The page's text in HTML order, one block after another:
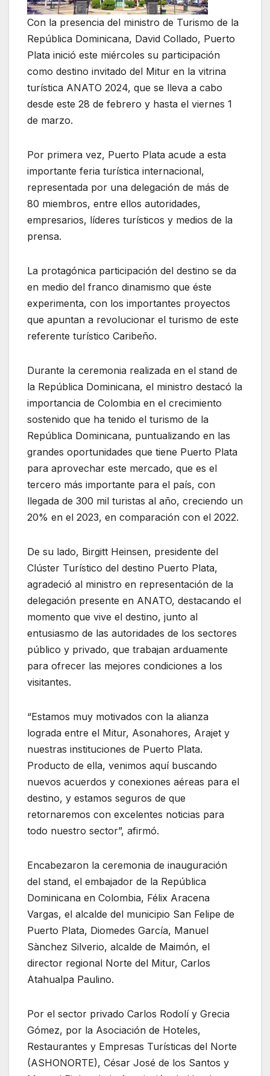
Con la presencia del ministro de Turismo de la
República Dominicana, David Collado, Puerto
Plata inició este miércoles su participación
como destino invitado del Mitur en la vitrina
turística ANATO 2024, que se lleva a cabo
desde este 28 de febrero y hasta el viernes 1
de marzo.
Por primera vez, Puerto Plata acude a esta
importante feria turística internacional,
representada por una delegación de más de
80 miembros, entre ellos autoridades,
empresarios, líderes turísticos y medios de la
prensa.
La protagónica participación del destino se da
en medio del franco dinamismo que éste
experimenta, con los importantes proyectos
que apuntan a revolucionar el turismo de este
referente turístico Caribeño.
Durante la ceremonia realizada en el stand de
la República Dominicana, el ministro destacó la
importancia de Colombia en el crecimiento
sostenido que ha tenido el turismo de la
República Dominicana, puntualizando en las
grandes oportunidades que tiene Puerto Plata
para aprovechar este mercado, que es el
tercero más importante para el país, con
llegada de 300 mil turistas al año, creciendo un
20% en el 2023, en comparación con el 2022.
De su lado, Birgitt Heinsen, presidente del
Clúster Turístico del destino Puerto Plata,
agradeció al ministro en representación de la
delegación presente en ANATO, destacando el
momento que vive el destino, junto al
entusiasmo de las autoridades de los sectores
público y privado, que trabajan arduamente
para ofrecer las mejores condiciones a los
visitantes.
“Estamos muy motivados con la alianza
lograda entre el Mitur, Asonahores, Arajet y
nuestras instituciones de Puerto Plata.
Producto de ella, venimos aquí buscando
nuevos acuerdos y conexiones aéreas para el
destino, y estamos seguros de que
retornaremos con excelentes noticias para
todo nuestro sector”, afirmó.
Encabezaron la ceremonia de inauguración
del stand, el embajador de la República
Dominicana en Colombia, Félix Aracena
Vargas, el alcalde del municipio San Felipe de
Puerto Plata, Diomedes García, Manuel
Sànchez Silverio, alcalde de Maimón, el
director regional Norte del Mitur, Carlos
Atahualpa Paulino.
Por el sector privado Carlos Rodolí y Grecia
Gómez, por la Asociación de Hoteles,
Restaurantes y Empresas Turísticas del Norte
(ASHONORTE), César José de los Santos y